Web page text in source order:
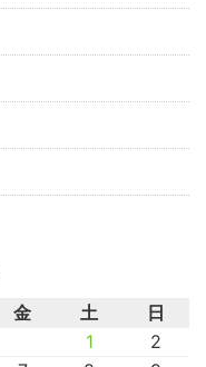
金 土
日
1
2